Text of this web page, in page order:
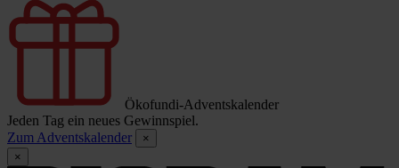
Ökofundi-Adventskalender
Jeden Tag ein neues Gewinnspiel.
Zum Adventskalender
×
×